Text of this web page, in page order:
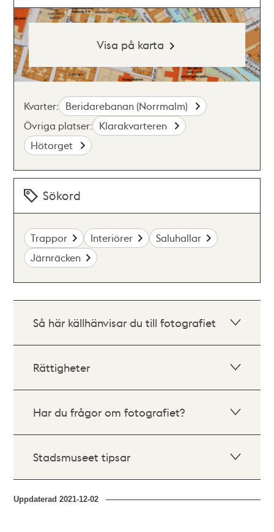
Visa på karta
Kvarter: Beridarebanan (Norrmalm)
Övriga platser: Klarakvarteren
Hötorget
Sökord
Trappor Interiörer
Saluhallar
Järnräcken
Så här källhänvisar du till fotografiet
Rättigheter
Har du frågor om fotografiet?
Stadsmuseet tipsar
Uppdaterad2021-12-02